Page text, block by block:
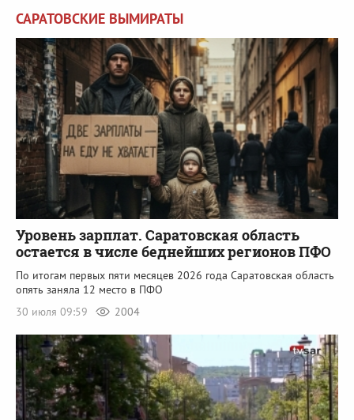
САРАТОВСКИЕ ВЫМИРАТЫ
Уровень зарплат. Саратовская область
остается в числе беднейших регионов ПФО
По итогам первых пяти месяцев 2026 года Саратовская область
опять заняла 12 место в ПФО
30 июля 09:59
2004